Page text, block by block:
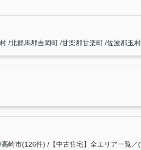
北群馬郡吉岡町 甘楽郡甘楽町 佐波郡玉
高崎市(126件) 【中古住宅】全エリア一覧／